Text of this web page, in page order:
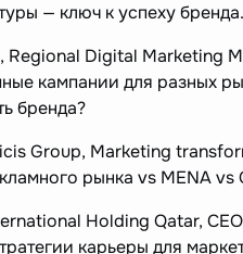
— ключ к успеху бренда.
Regional Digital Marketing
кампании для разных
бренда?
Group, Marketing
рынка vs MENA vs
Holding Qatar,
карьеры для